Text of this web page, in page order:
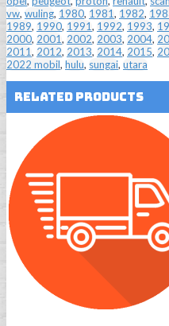
vw, wuling, 1980, 1981, 1982,
1989, 1990, 1991, 1992, 1993,
2000, 2001, 2002, 2003, 2004,
2011, 2012, 2013, 2014, 2015,
2022 mobil, hulu, sungai, utara
Related Products